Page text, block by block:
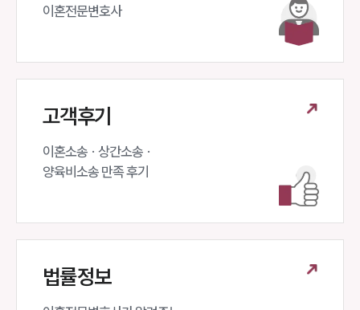
만화로 보는 사례
이혼전문변호사
고객후기
이혼소송 · 상간소송 ·
양육비소송 만족 후기
법률정보